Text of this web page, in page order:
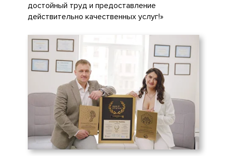
достойный труд и предоставление
действительно качественных услуг!»